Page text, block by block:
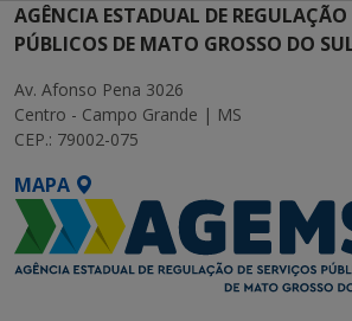
AGÊNCIA ESTADUAL DE REGULAÇÃO
PÚBLICOS DE MATO GROSSO DO
Av. Afonso Pena 3026
Centro - Campo Grande | MS
CEP.: 79002-075
MAPA